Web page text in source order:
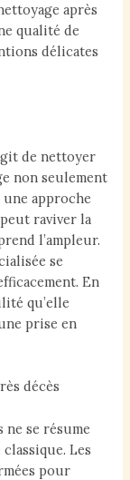
après
qualité de
délicates
de nettoyer
non seulement
approche
raviver la
l’ampleur.
se
En
qu’elle
prise en
décès
ne se résume
Les
pour